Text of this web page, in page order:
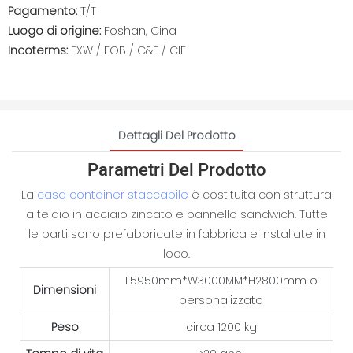
Pagamento: T/T
Luogo di origine: Foshan, Cina
Incoterms: EXW / FOB / C&F / CIF
Dettagli Del Prodotto
Parametri Del Prodotto
La casa container staccabile è costituita con struttura
a telaio in acciaio zincato e pannello sandwich. Tutte
le parti sono prefabbricate in fabbrica e installate in
loco.
Dimensioni
L5950mm*W3000MM*H2800mm o
personalizzato
Peso
circa 1200 kg